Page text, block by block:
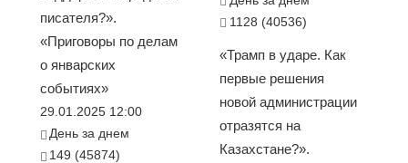
писателя?».
«Приговоры по делам
о январских
событиях»
29.01.2025 12:00
День за днем
149 (45874)
1128 (40536)
«Трамп в ударе. Как
первые решения
новой администрации
отразятся на
Казахстане?».